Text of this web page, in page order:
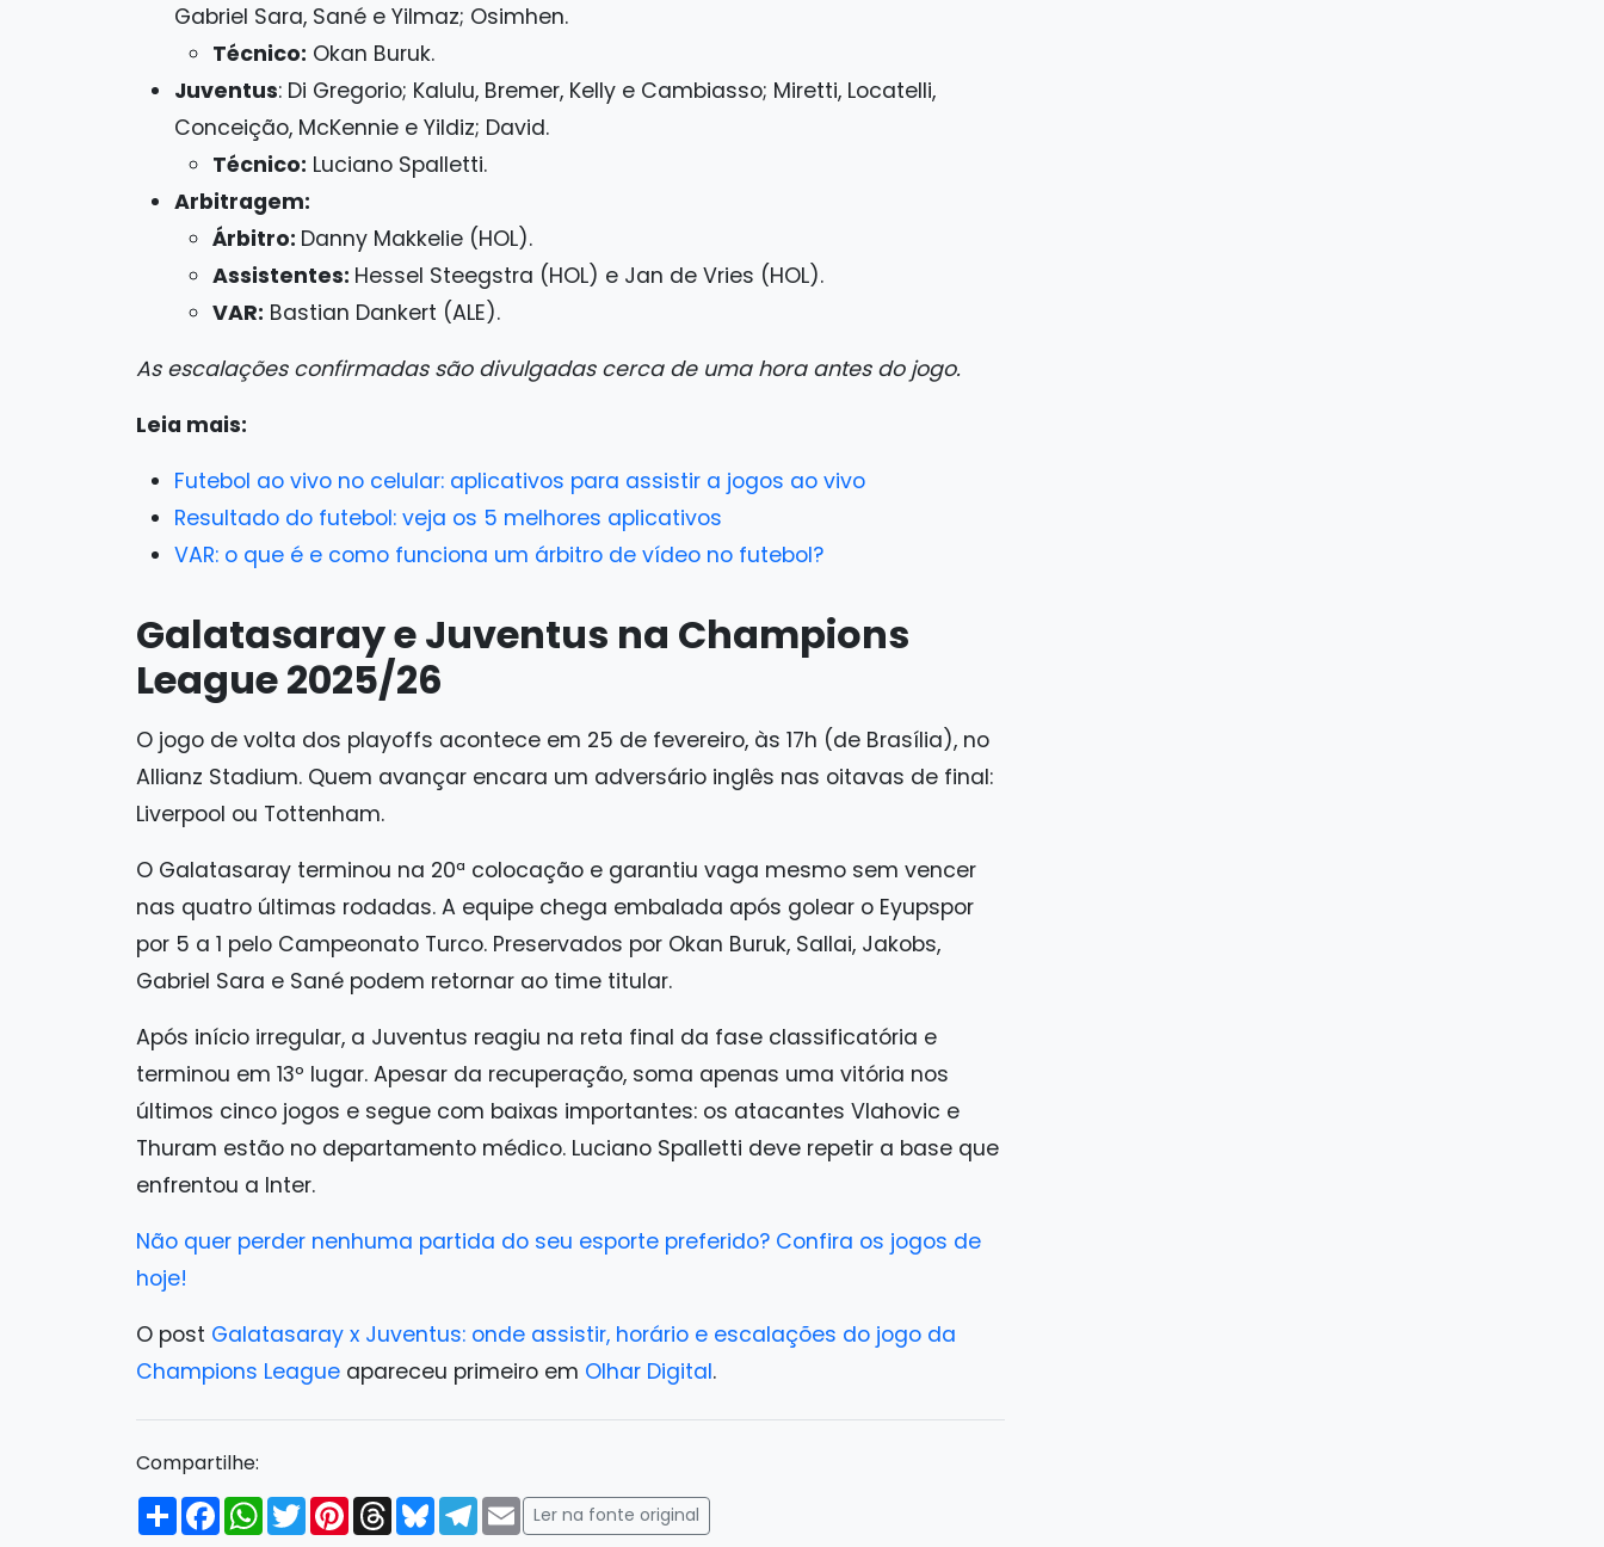
Gabriel Sara, Sané e Yilmaz; Osimhen.
Técnico: Okan Buruk.
Juventus: Di Gregorio; Kalulu, Bremer, Kelly e Cambiasso; Miretti, Locatelli,
Conceição, McKennie e Yildiz; David.
Técnico: Luciano Spalletti.
Arbitragem:
Árbitro: Danny Makkelie (HOL).
Assistentes: Hessel Steegstra (HOL) e Jan de Vries (HOL).
VAR: Bastian Dankert (ALE).
As escalações confirmadas são divulgadas cerca de uma hora antes do jogo.
Leia mais:
Futebol ao vivo no celular: aplicativos para assistir a jogos ao vivo
Resultado do futebol: veja os 5 melhores aplicativos
VAR: o que é e como funciona um árbitro de vídeo no futebol?
Galatasaray e Juventus na Champions
League 2025/26
O jogo de volta dos playoffs acontece em 25 de fevereiro, às 17h (de Brasília), no
Allianz Stadium. Quem avançar encara um adversário inglês nas oitavas de final:
Liverpool ou Tottenham.
O Galatasaray terminou na 20ª colocação e garantiu vaga mesmo sem vencer
nas quatro últimas rodadas. A equipe chega embalada após golear o Eyupspor
por 5 a 1 pelo Campeonato Turco. Preservados por Okan Buruk, Sallai, Jakobs,
Gabriel Sara e Sané podem retornar ao time titular.
Após início irregular, a Juventus reagiu na reta final da fase classificatória e
terminou em 13º lugar. Apesar da recuperação, soma apenas uma vitória nos
últimos cinco jogos e segue com baixas importantes: os atacantes Vlahovic e
Thuram estão no departamento médico. Luciano Spalletti deve repetir a base que
enfrentou a Inter.
Não quer perder nenhuma partida do seu esporte preferido? Confira os jogos de
hoje!
O post Galatasaray x Juventus: onde assistir, horário e escalações do jogo da
Champions League apareceu primeiro em Olhar Digital.
Compartilhe:
Compartilhar
FacebookWhatsApp
TwitterPinterestThreadsBlueskyTelegram
Email
Ler na fonte original